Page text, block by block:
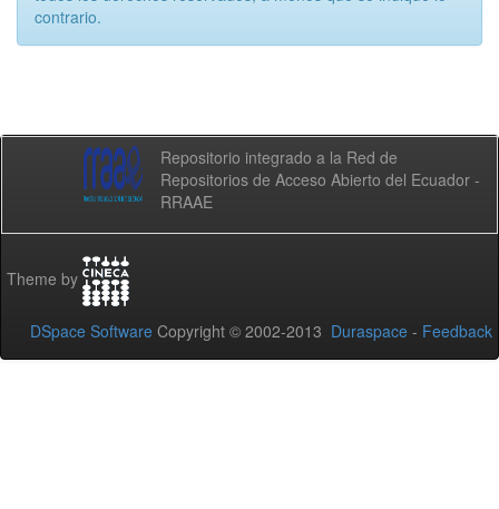
contrario.
Repositorio integrado a la Red de
Repositorios de Acceso Abierto del Ecuador -
RRAAE
Theme by
DSpace Software Copyright © 2002-2013 Duraspace - Feedback